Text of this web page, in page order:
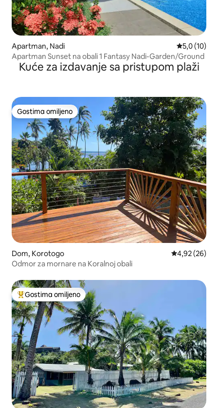
Apartman, Nadi Prosečna
5,0 (10)
Apartman Sunset na obali 1 Fantasy Nadi-Garden/Ground
Kuće za izdavanje sa pristupom plaži
Gostima omiljeno
Gostima omiljeno
Dom, Korotogo Prosečna
4,92 (26)
Odmor za mornare na Koralnoj obali
Najuspešniji među gostima omiljenim
Gostima omiljeno